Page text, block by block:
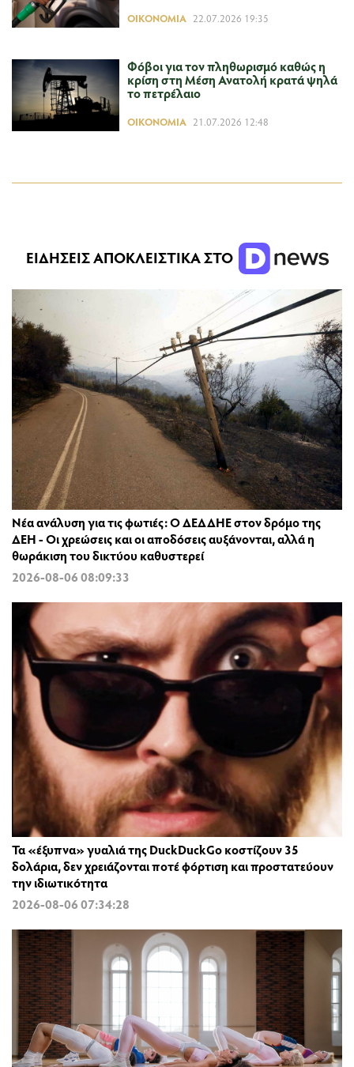
ΟΙΚΟΝΟΜΊΑ 22.07.2026 19:35
Φόβοι για τον πληθωρισμό καθώς η
κρίση στη Μέση Ανατολή κρατά ψηλά
το πετρέλαιο
ΟΙΚΟΝΟΜΊΑ 21.07.2026 12:48
ΕΙΔΗΣΕΙΣ ΑΠΟΚΛΕΙΣΤΙΚΑ ΣΤΟ
Νέα ανάλυση για τις φωτιές: Ο ΔΕΔΔΗΕ στον δρόμο της
ΔΕΗ - Οι χρεώσεις και οι αποδόσεις αυξάνονται, αλλά η
θωράκιση του δικτύου καθυστερεί
2026-08-06 08:09:33
Τα «έξυπνα» γυαλιά της DuckDuckGo κοστίζουν 35
δολάρια, δεν χρειάζονται ποτέ φόρτιση και προστατεύουν
την ιδιωτικότητα
2026-08-06 07:34:28